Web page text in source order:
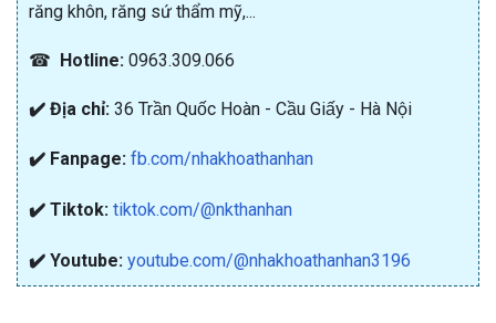
răng khôn, răng sứ thẩm mỹ,...
☎ Hotline: 0963.309.066
✔️ Địa chỉ: 36 Trần Quốc Hoàn - Cầu Giấy - Hà Nội
✔️ Fanpage: fb.com/nhakhoathanhan
✔️ Tiktok: tiktok.com/@nkthanhan
✔️ Youtube: youtube.com/@nhakhoathanhan3196